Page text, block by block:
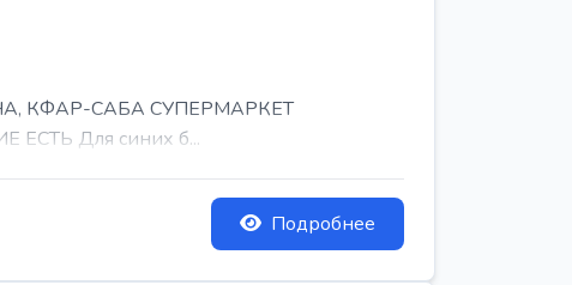
КФАР-САБА СУПЕРМАРКЕТ
ЕСТЬ Для синих б...
Подробнее